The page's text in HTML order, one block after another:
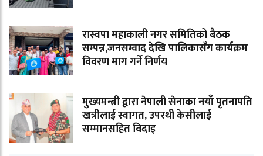
रास्वपा महाकाली नगर समितिको बैठक
सम्पन्न,जनसम्वाद देखि पालिकासँग कार्यक्रम
विवरण माग गर्ने निर्णय
मुख्यमन्त्री द्वारा नेपाली सेनाका नयाँ पृतनापति
खत्रीलाई स्वागत, उपरथी केसीलाई
सम्मानसहित विदाइ